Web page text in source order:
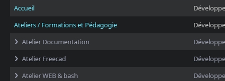
Accueil
Ateliers / Formations et Pédagogie
Atelier Documentation
Atelier Freecad
Atelier WEB & bash